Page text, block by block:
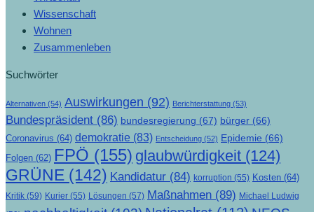
Wissenschaft
Wohnen
Zusammenleben
Suchwörter
Alternativen (54) Auswirkungen (92) Berichterstattung (53)
Bundespräsident (86) bundesregierung (67) bürger (66)
Coronavirus (64) demokratie (83) Entscheidung (52) Epidemie (66)
Folgen (62) FPÖ (155) glaubwürdigkeit (124)
GRÜNE (142) Kandidatur (84) korruption (55) Kosten (64)
Kritik (59) Kurier (55) Lösungen (57) Maßnahmen (89) Michael Ludwig